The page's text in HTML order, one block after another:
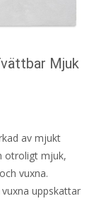
Mjuk
av mjukt
otroligt mjuk,
vuxna.
uppskattar